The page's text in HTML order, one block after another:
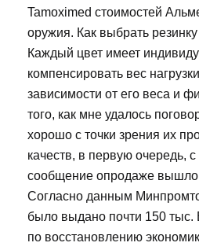
Tamoximed стоимостей
оружия. Как выбрать
Каждый цвет имеет
компенсировать вес
зависимости от его веса и
того, как мне удалось
хорошо с точки зрения их
качеств, в первую очередь,
сообщение опродаже вышло,
Согласно данным
было выдано почти 150 тыс.
по восстановлению